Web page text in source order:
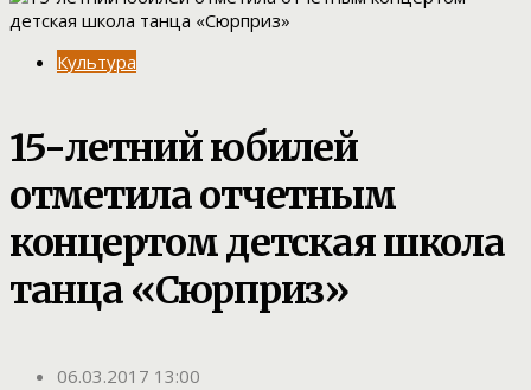
Культура
15-летний юбилей
отметила отчетным
концертом детская школа
танца «Сюрприз»
06.03.2017 13:00